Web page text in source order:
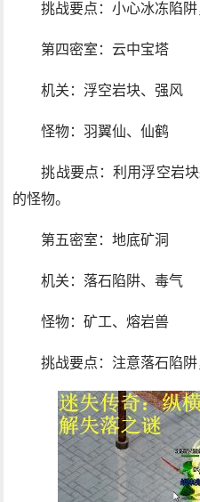
挑战要点：小心冰冻陷阱
第四密室：云中宝塔
机关：浮空岩块、强风
怪物：羽翼仙、仙鹤
挑战要点：利用浮空岩
的怪物。
第五密室：地底矿洞
机关：落石陷阱、毒气
怪物：矿工、熔岩兽
挑战要点：注意落石陷阱